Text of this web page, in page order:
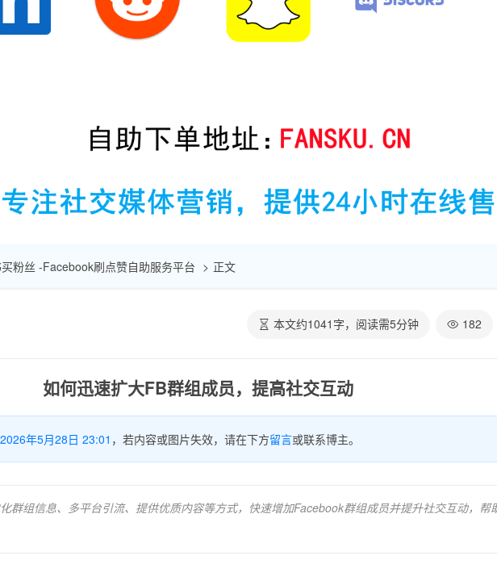
粉丝 -Facebook刷点赞自助服务平台 正文
本文约1041 字，阅读需5分钟 182
如何迅速扩大FB群组成员，提高社交互动
2026年5月28日 23:01 ，若内容或图片失效，请在下方留言或联系博主。
群组信息、多平台引流、提供优质内容等方式，快速增加Facebook群组成员并提升社交互动，帮